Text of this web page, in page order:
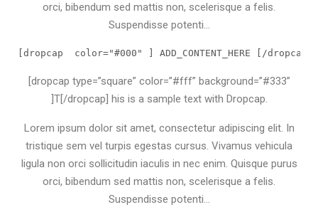
orci, bibendum sed mattis non, scelerisque a felis.
Suspendisse potenti…
[dropcap  color="#000" ] ADD_CONTENT_HERE [/
[dropcap type=”square” color=”#fff” background=”#333”
]T[/dropcap] his is a sample text with Dropcap.
Lorem ipsum dolor sit amet, consectetur adipiscing elit. In
tristique sem vel turpis egestas cursus. Vivamus vehicula
ligula non orci sollicitudin iaculis in nec enim. Quisque purus
orci, bibendum sed mattis non, scelerisque a felis.
Suspendisse potenti…